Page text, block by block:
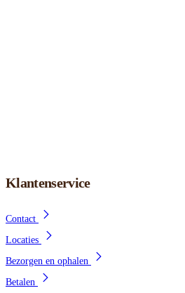
Klantenservice
Contact
Locaties
Bezorgen en ophalen
Betalen